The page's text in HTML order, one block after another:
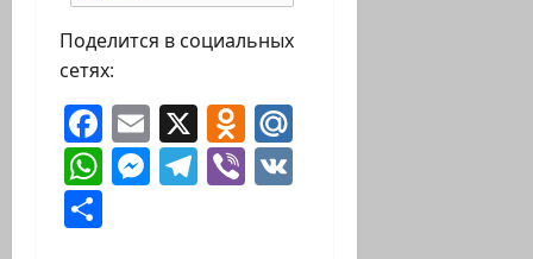
Поделится в социальных
сетях:
Facebook
Email
X Odnoklassniki
WhatsApp
Messenger
Telegram
Viber